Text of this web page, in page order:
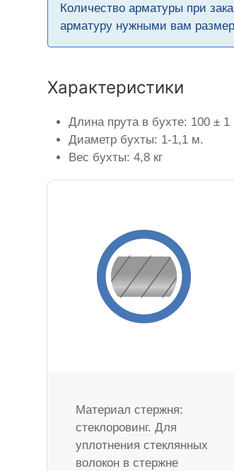
Количество арматуры при
арматуру нужными вам
Характеристики
Длина прута в бухте: 100 ± 1
Диаметр бухты: 1-1,1 м.
Вес бухты: 4,8 кг
Материал стержня:
стеклоровинг. Для
уплотнения стеклянных
волокон в стержне